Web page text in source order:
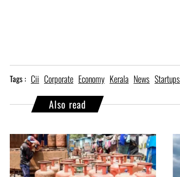
Tags : Cii Corporate Economy Kerala News Startups
Also read